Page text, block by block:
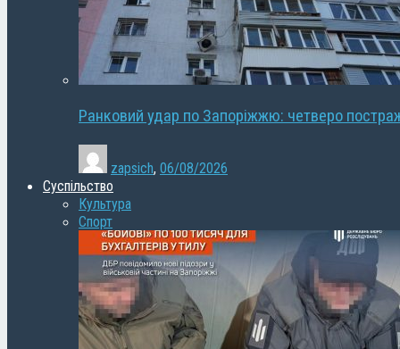
Ранковий удар по Запоріжжю: четверо
zapsich, 06/08/2026
Суспільство
Культура
Спорт